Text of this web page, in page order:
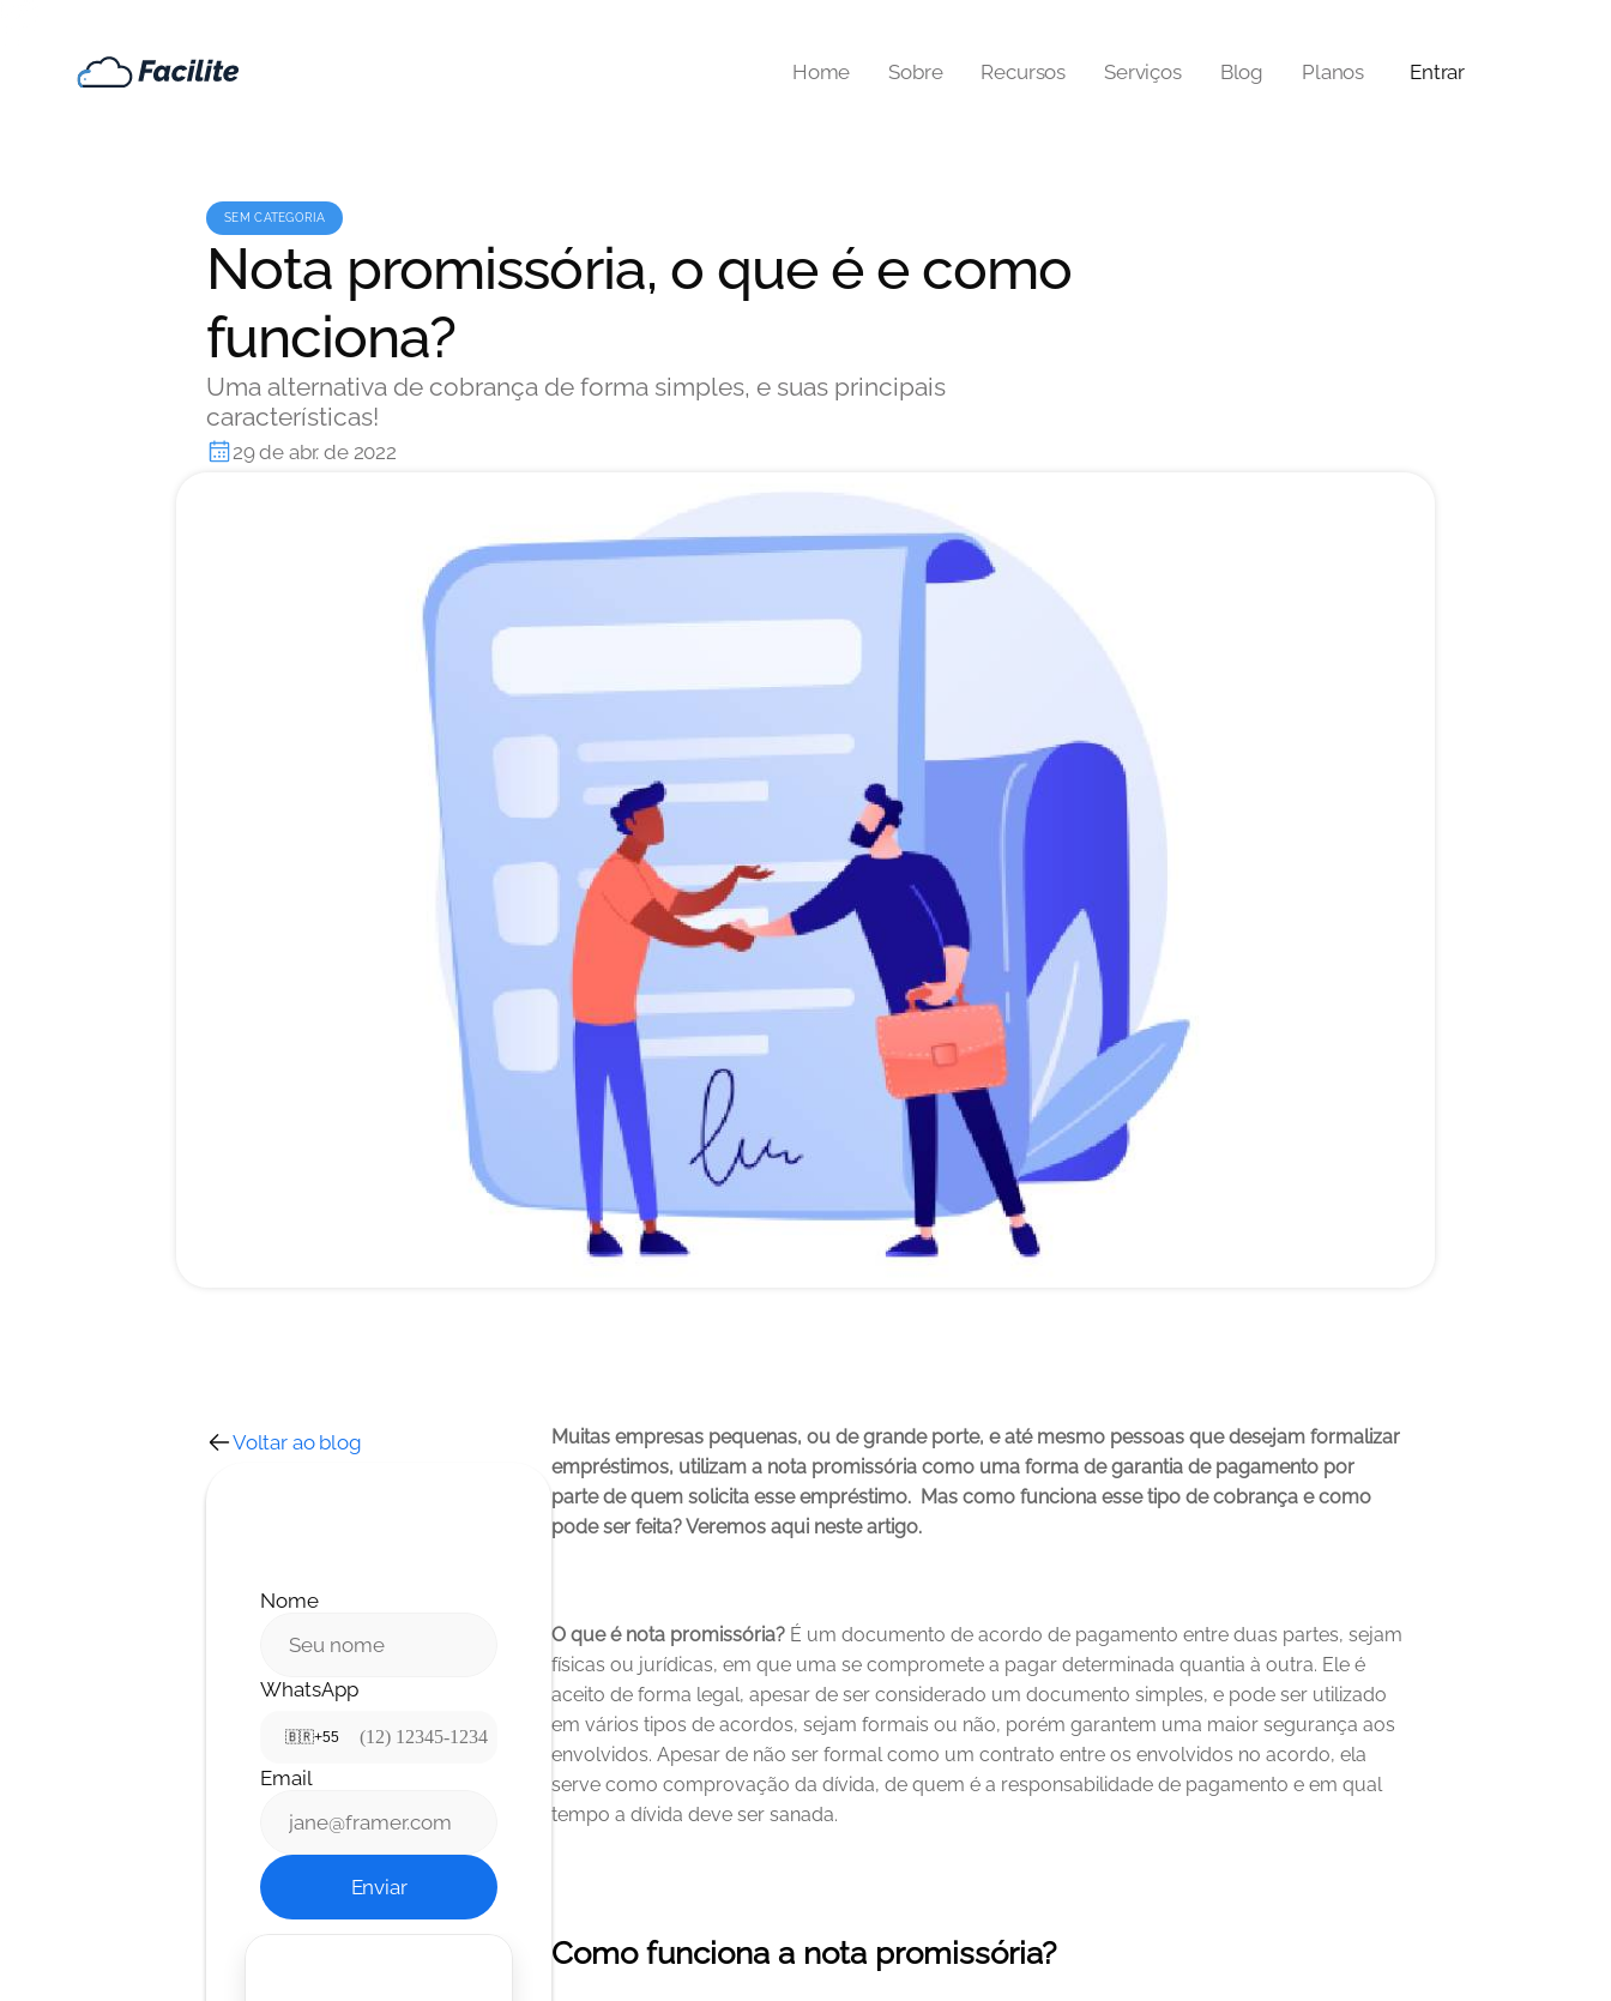
Home Sobre Recursos Serviços Blog Planos Entrar
SEM CATEGORIA
Nota promissória, o que é e como
funciona?
Uma alternativa de cobrança de forma simples, e suas principais
características!
29 de abr. de 2022
Voltar ao blog
Nome
WhatsApp
🇧🇷+55
Email
Enviar
Muitas empresas pequenas, ou de grande porte, e até mesmo pessoas que desejam formalizar
empréstimos, utilizam a nota promissória como uma forma de garantia de pagamento por
parte de quem solicita esse empréstimo. Mas como funciona esse tipo de cobrança e como
pode ser feita? Veremos aqui neste artigo.
O que é nota promissória? É um documento de acordo de pagamento entre duas partes, sejam
físicas ou jurídicas, em que uma se compromete a pagar determinada quantia à outra. Ele é
aceito de forma legal, apesar de ser considerado um documento simples, e pode ser utilizado
em vários tipos de acordos, sejam formais ou não, porém garantem uma maior segurança aos
envolvidos. Apesar de não ser formal como um contrato entre os envolvidos no acordo, ela
serve como comprovação da dívida, de quem é a responsabilidade de pagamento e em qual
tempo a dívida deve ser sanada.
Como funciona a nota promissória?